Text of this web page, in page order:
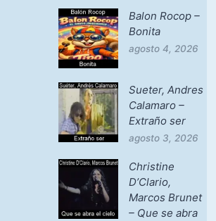
Balon Rocop –
Bonita
agosto 4, 2026
Sueter, Andres
Calamaro –
Extraño ser
agosto 3, 2026
Christine
D’Clario,
Marcos Brunet
– Que se abra